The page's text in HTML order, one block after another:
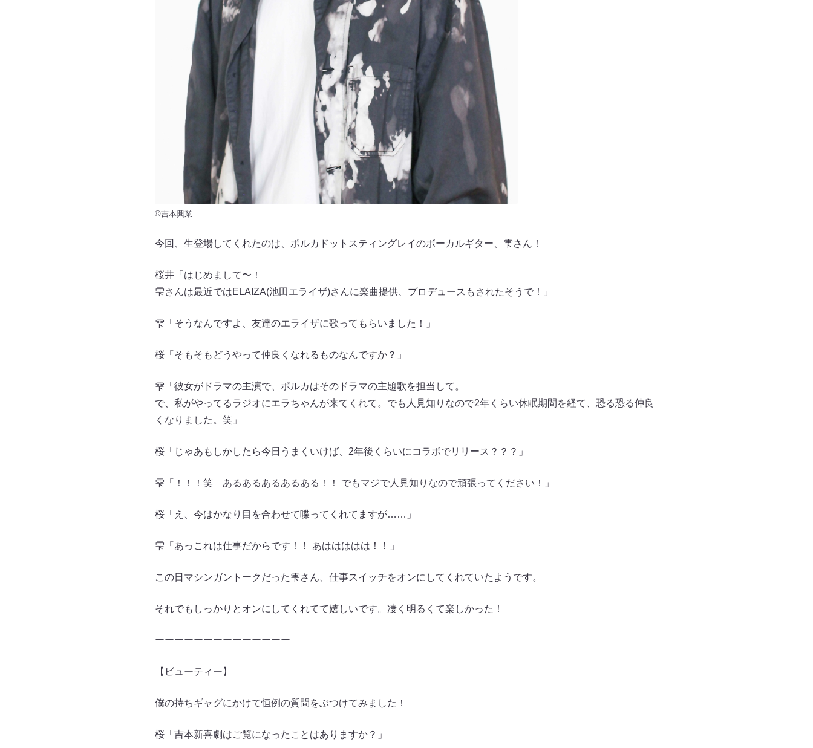
©吉本興業
今回、生登場してくれたのは、ポルカドットスティングレイのボーカルギター、雫さん！
桜井「はじめまして〜！
雫さんは最近ではELAIZA(池田エライザ)さんに楽曲提供、プロデュースもされたそうで！」
雫「そうなんですよ、友達のエライザに歌ってもらいました！」
桜「そもそもどうやって仲良くなれるものなんですか？」
雫「彼女がドラマの主演で、ポルカはそのドラマの主題歌を担当して。
で、私がやってるラジオにエラちゃんが来てくれて。でも人見知りなので2年くらい休眠期間を経て、恐る恐る仲良
くなりました。笑」
桜「じゃあもしかしたら今日うまくいけば、2年後くらいにコラボでリリース？？？」
雫「！！！笑 あるあるあるあるある！！ でもマジで人見知りなので頑張ってください！」
桜「え、今はかなり目を合わせて喋ってくれてますが……」
雫「あっこれは仕事だからです！！ あははははは！！」
この日マシンガントークだった雫さん、仕事スイッチをオンにしてくれていたようです。
それでもしっかりとオンにしてくれてて嬉しいです。凄く明るくて楽しかった！
ーーーーーーーーーーーーーー
【ビューティー】
僕の持ちギャグにかけて恒例の質問をぶつけてみました！
桜「吉本新喜劇はご覧になったことはありますか？」